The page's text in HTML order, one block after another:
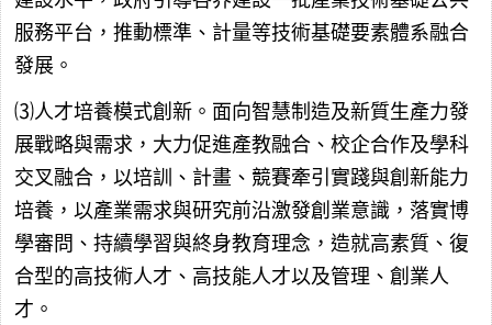
服務平台，推動標準、計量等技術基礎要素體系融合
發展。
⑶人才培養模式創新。面向智慧制造及新質生產力發
展戰略與需求，大力促進產教融合、校企合作及學科
交叉融合，以培訓、計畫、競賽牽引實踐與創新能力
培養，以產業需求與研究前沿激發創業意識，落實博
學審問、持續學習與終身教育理念，造就高素質、復
合型的高技術人才、高技能人才以及管理、創業人
才。